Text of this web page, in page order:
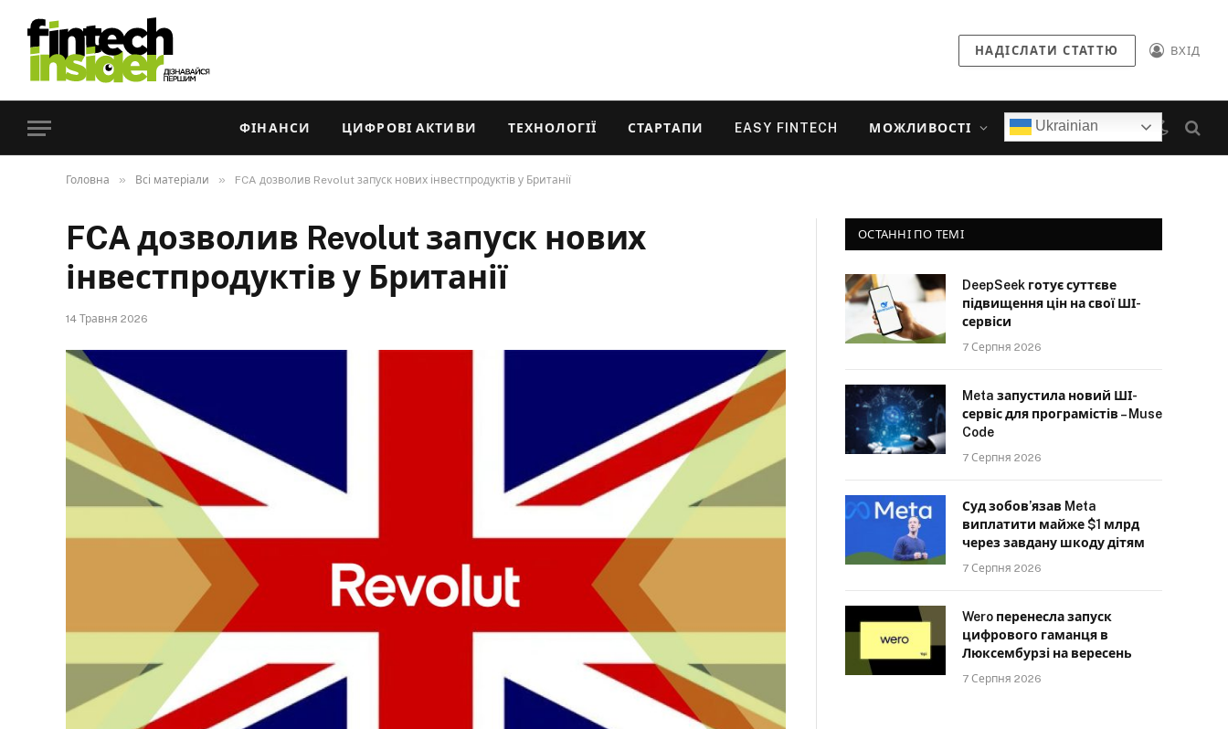
НАДІСЛАТИ СТАТТЮ ВХІД
ФІНАНСИ ЦИФРОВІ АКТИВИ ТЕХНОЛОГІЇ СТАРТАПИ EASY FINTECH МОЖЛИВОСТІ Ukrainian
Головна » Всі матеріали » FCA дозволив Revolut запуск нових інвестпродуктів у Британії
FCA дозволив Revolut запуск нових
інвестпродуктів у Британії
14 Травня 2026
ОСТАННІ ПО ТЕМІ
DeepSeek готує суттєве
підвищення цін на свої ШІ-
сервіси
7 Серпня 2026
Meta запустила новий ШІ-
сервіс для програмістів – Muse
Code
7 Серпня 2026
Суд зобов’язав Meta
виплатити майже $1 млрд
через завдану шкоду дітям
7 Серпня 2026
Wero перенесла запуск
цифрового гаманця в
Люксембурзі на вересень
7 Серпня 2026